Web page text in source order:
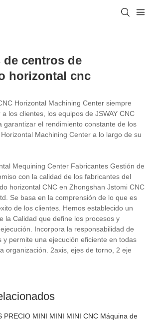
centros de
horizontal cnc
Horizontal Machining Center siempre
los clientes, los equipos de JSWAY CNC
garantizar el rendimiento constante de los
Machining Center a lo largo de su
Mequining Center Fabricantes Gestión de
con la calidad de los fabricantes del
horizontal CNC en Zhongshan Jstomi CNC
Se basa en la comprensión de lo que es
de los clientes. Hemos establecido un
la Calidad que define los procesos y
Incorpora la responsabilidad de
y permite una ejecución eficiente en todas
organización. 2axis, ejes de torno, 2 eje